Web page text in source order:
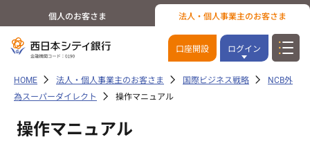
個人のお客さま 法人・個人事業主のお客さま
口座開設 ログイン
HOME 法人・個人事業主のお客さま 国際ビジネス戦略
NCB外
為スーパーダイレクト
操作マニュアル
操作マニュアル